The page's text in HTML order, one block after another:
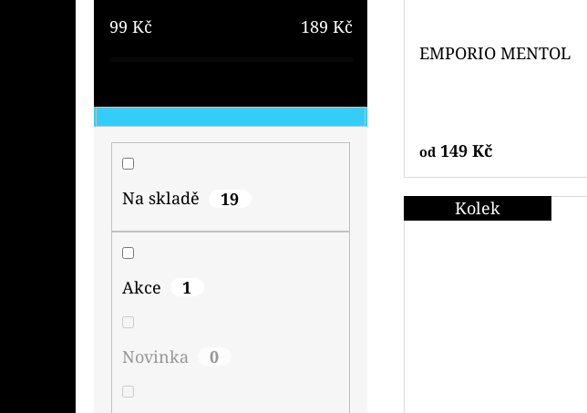
99 Kč 189 Kč
Na skladě 19
Akce 1
Novinka 0
EMPORIO MENTOL
od 149 Kč
Kolek